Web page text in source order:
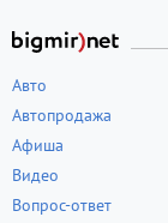
Авто
Автопродажа
Афиша
Видео
Вопрос-ответ